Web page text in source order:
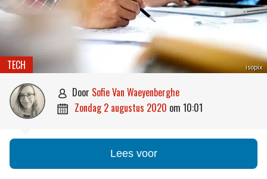
isopix
TECH
 door Sofie Van Waeyenberghe
 zondag 2 augustus 2020 om 10:01
Lees voor